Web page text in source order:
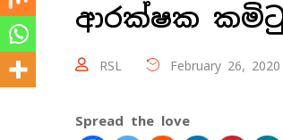
ආරක්ෂක
RSL February 26, 2020
Spread the love